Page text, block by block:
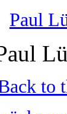
Paul
to